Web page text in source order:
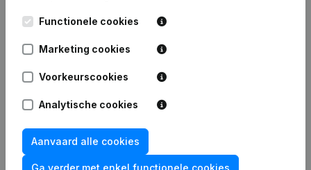
Eigen
vermogen
€325.189 428.995
Veelgestelde vragen
Functionele cookies
Marketing cookies
Voorkeurscookies
Analytische cookies
Aanvaard alle cookies
Ga verder met enkel functionele cookies